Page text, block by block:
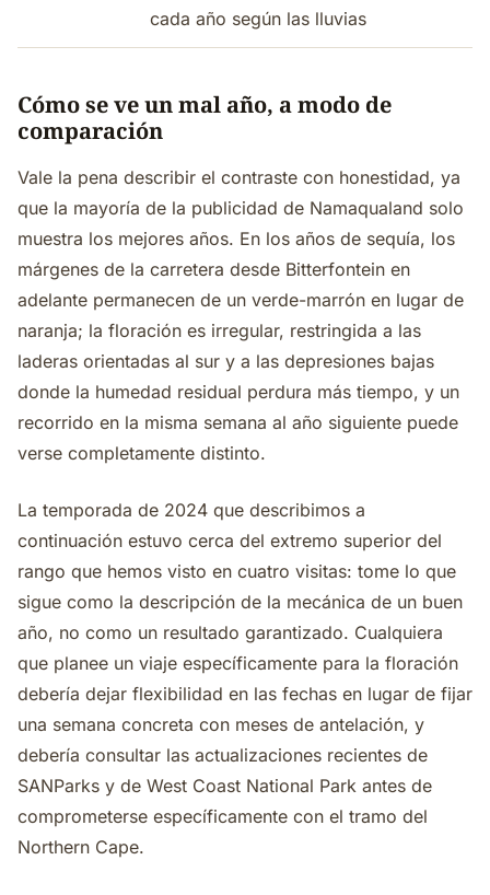
cada año según las lluvias
Cómo se ve un mal año, a modo de
comparación
Vale la pena describir el contraste con honestidad, ya
que la mayoría de la publicidad de Namaqualand solo
muestra los mejores años. En los años de sequía, los
márgenes de la carretera desde Bitterfontein en
adelante permanecen de un verde-marrón en lugar de
naranja; la floración es irregular, restringida a las
laderas orientadas al sur y a las depresiones bajas
donde la humedad residual perdura más tiempo, y un
recorrido en la misma semana al año siguiente puede
verse completamente distinto.
La temporada de 2024 que describimos a
continuación estuvo cerca del extremo superior del
rango que hemos visto en cuatro visitas: tome lo que
sigue como la descripción de la mecánica de un buen
año, no como un resultado garantizado. Cualquiera
que planee un viaje específicamente para la floración
debería dejar flexibilidad en las fechas en lugar de fijar
una semana concreta con meses de antelación, y
debería consultar las actualizaciones recientes de
SANParks y de West Coast National Park antes de
comprometerse específicamente con el tramo del
Northern Cape.